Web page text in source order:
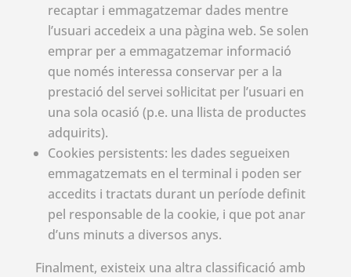
recaptar i emmagatzemar dades mentre
l’usuari accedeix a una pàgina web. Se solen
emprar per a emmagatzemar informació
que només interessa conservar per a la
prestació del servei sol·licitat per l’usuari en
una sola ocasió (p.e. una llista de productes
adquirits).
Cookies persistents: les dades segueixen
emmagatzemats en el terminal i poden ser
accedits i tractats durant un període definit
pel responsable de la cookie, i que pot anar
d’uns minuts a diversos anys.
Finalment, existeix una altra classificació amb